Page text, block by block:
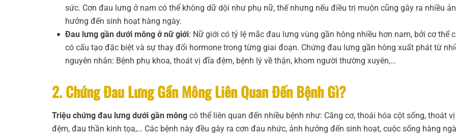
sức. Cơn đau lưng ở nam có thể không dữ dội như phụ nữ, thế nhưng nếu điều trị muộn cũng gây ra nhiều
hưởng đến sinh hoạt hàng ngày.
Đau lưng gần dưới mông ở nữ giới: Nữ giới có tỷ lệ mắc đau lưng vùng gần hông nhiều hơn nam, bởi cơ thể
có cấu tạo đặc biệt và sự thay đổi hormone trong từng giai đoạn. Chứng đau lưng gần hông xuất phát từ
nguyên nhân: Bệnh phụ khoa, thoát vị đĩa đệm, bệnh lý về thận, khom người thường xuyên,…
2. Chứng Đau Lưng Gần Mông Liên Quan Đến Bệnh Gì?
Triệu chứng đau lưng dưới gần mông có thể liên quan đến nhiều bệnh như: Căng cơ, thoái hóa cột sống, thoát
đệm, đau thần kinh tọa,… Các bệnh này đều gây ra cơn đau nhức, ảnh hưởng đến sinh hoạt, cuộc sống hàng